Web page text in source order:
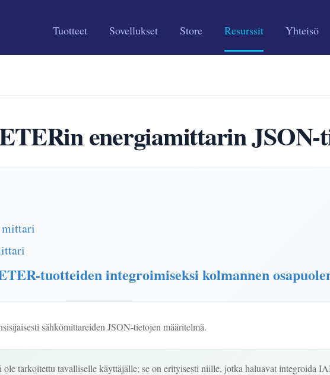
Tuotteet Sovellukset Store Resurssit Yhteisö
energiamittarin JSON-
tuotteiden integroimiseksi kolmannen
sähkömittareiden JSON-tietojen määritelmä.
ole tarkoitettu tavalliselle käyttäjälle; se on erityisesti niille, jotka haluavat integroida